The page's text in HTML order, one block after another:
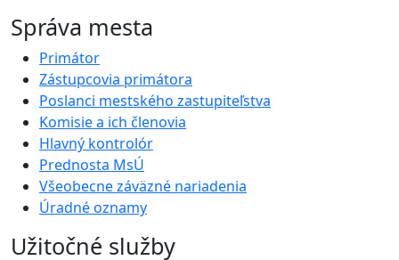
Správa mesta
Primátor
Zástupcovia primátora
Poslanci mestského zastupiteľstva
Komisie a ich členovia
Hlavný kontrolór
Prednosta MsÚ
Všeobecne záväzné nariadenia
Úradné oznamy
Užitočné služby